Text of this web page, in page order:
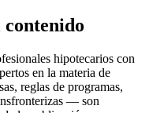
contenido
hipotecarios con
en la materia de
reglas de programas,
— son